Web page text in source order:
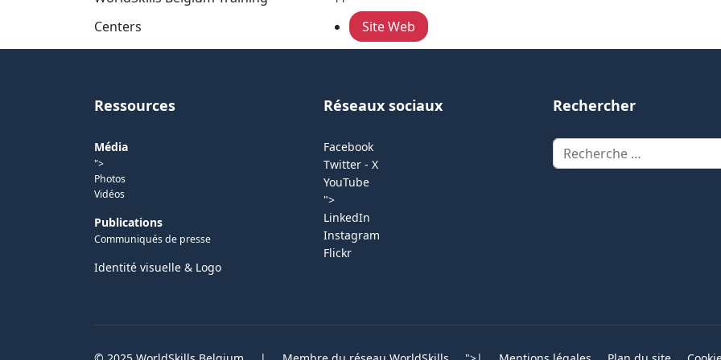
Centers
Site Web
Ressources
Média
">
Photos
Vidéos
Publications
Communiqués de presse
Identité visuelle & Logo
Réseaux sociaux
Facebook
Twitter - X
YouTube
">
LinkedIn
Instagram
Flickr
Rechercher
Rechercher